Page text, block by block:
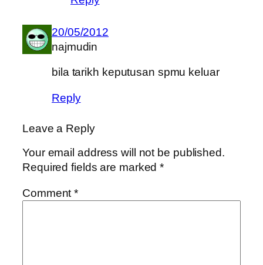
20/05/2012
najmudin
bila tarikh keputusan spmu keluar
Reply
Leave a Reply
Your email address will not be published.
Required fields are marked*
Comment*